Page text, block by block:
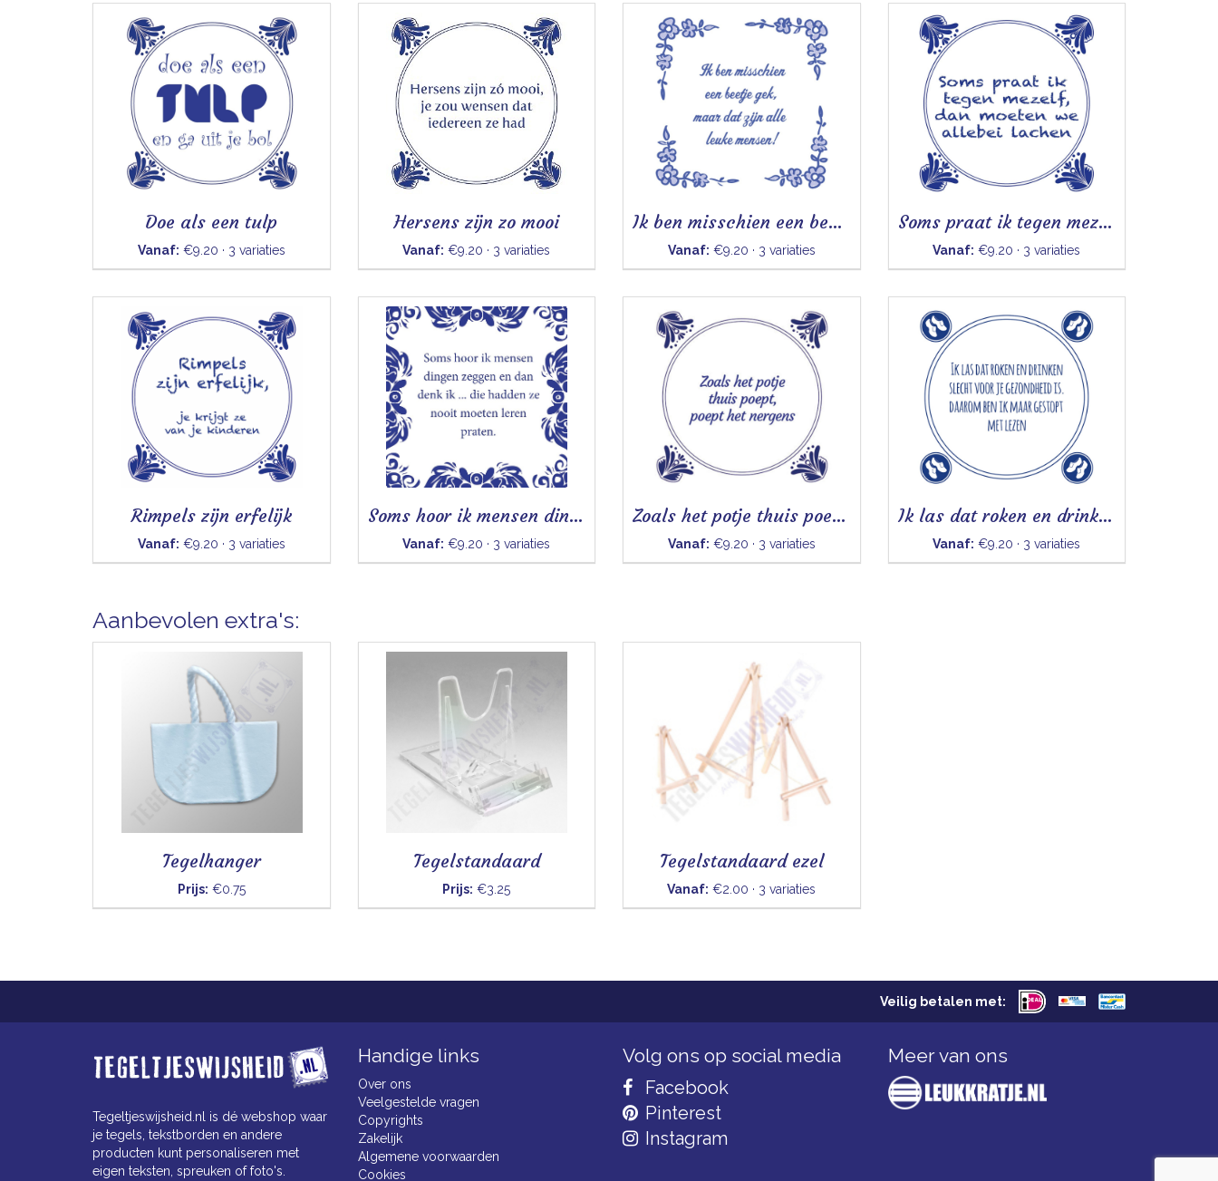
Doe als een tulp
Vanaf: €9.20 · 3 variaties
Hersens zijn zo mooi
Vanaf: €9.20 · 3 variaties
Ik ben misschien een beetje gek
Vanaf: €9.20 · 3 variaties
Soms praat ik tegen mezelf
Vanaf: €9.20 · 3 variaties
Rimpels zijn erfelijk
Vanaf: €9.20 · 3 variaties
Soms hoor ik mensen dingen zeggen
Vanaf: €9.20 · 3 variaties
Zoals het potje thuis poept - Tegeltje
Vanaf: €9.20 · 3 variaties
Ik las dat roken en drinken - Tegeltje
Vanaf: €9.20 · 3 variaties
Aanbevolen extra's:
Tegelhanger
Prijs: €0.75
Tegelstandaard
Prijs: €3.25
Tegelstandaard ezel
Vanaf: €2.00 · 3 variaties
Veilig betalen met:
Tegeltjeswijsheid.nl is dé webshop waar
je tegels, tekstborden en andere
producten kunt personaliseren met
eigen teksten, spreuken of foto's.
Handige links
Over ons
Veelgestelde vragen
Copyrights
Zakelijk
Algemene voorwaarden
Cookies
Volg ons op social media
Facebook
Pinterest
Instagram
Meer van ons